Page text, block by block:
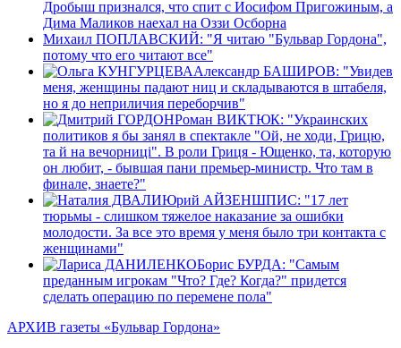
Дробыш признался, что спит с Иосифом Пригожиным, а
Дима Маликов наехал на Оззи Осборна
Михаил ПОПЛАВСКИЙ: "Я читаю "Бульвар Гордона",
потому что его читают все"
Александр БАШИРОВ: "Увидев
меня, женщины падают ниц и складываются в штабеля,
но я до неприличия переборчив"
Роман ВИКТЮК: "Украинских
политиков я бы занял в спектакле "Ой, не ходи, Грицю,
та й на вечорницi". В роли Гриця - Ющенко, та, которую
он любит, - бывшая пани премьер-министр. Что там в
финале, знаете?"
Юрий АЙЗЕНШПИС: "17 лет
тюрьмы - слишком тяжелое наказание за ошибки
молодости. За все это время у меня было три контакта с
женщинами"
Борис БУРДА: "Самым
преданным игрокам "Что? Где? Когда?" придется
сделать операцию по перемене пола"
АРХИВ газеты «Бульвар Гордона»